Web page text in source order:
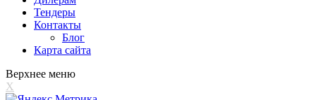
Тендеры
Контакты
Блог
Карта сайта
Верхнее меню
X